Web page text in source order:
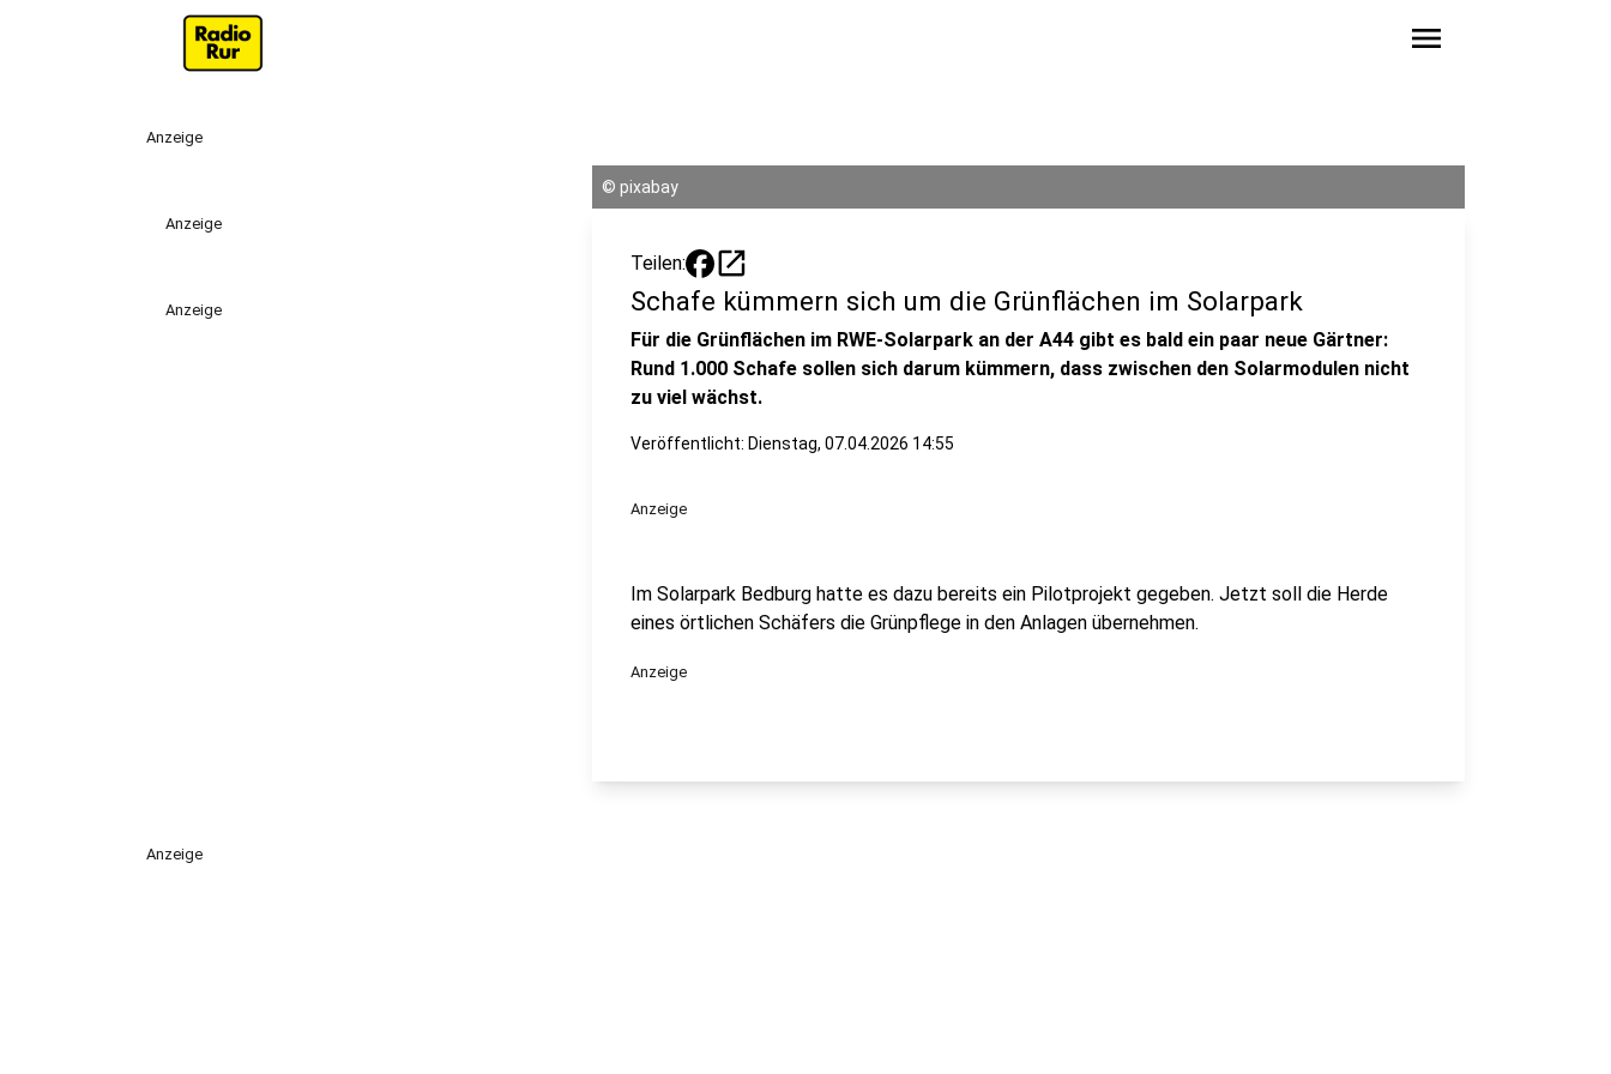
menu
Anzeige
Anzeige
Anzeige
© pixabay
Teilen: open_in_new
Schafe kümmern sich um die Grünflächen im Solarpark
Für die Grünflächen im RWE-Solarpark an der A44 gibt es bald ein paar neue Gärtner:
Rund 1.000 Schafe sollen sich darum kümmern, dass zwischen den Solarmodulen nicht
zu viel wächst.
Veröffentlicht: Dienstag, 07.04.2026 14:55
Anzeige
Im Solarpark Bedburg hatte es dazu bereits ein Pilotprojekt gegeben. Jetzt soll die Herde
eines örtlichen Schäfers die Grünpflege in den Anlagen übernehmen.
Anzeige
Anzeige